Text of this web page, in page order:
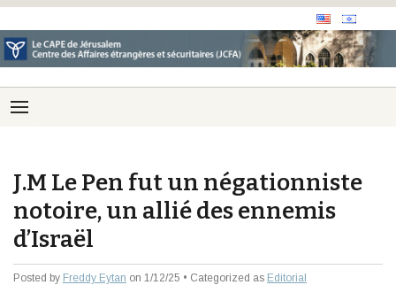
J.M Le Pen fut un négationniste
notoire, un allié des ennemis
d’Israël
Posted by Freddy Eytan on 1/12/25 • Categorized as Editorial